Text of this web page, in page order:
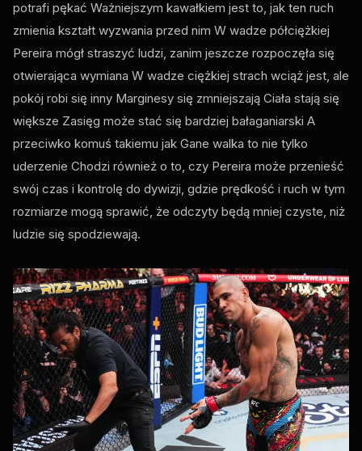
potrafi pękać Ważniejszym kawałkiem jest to, jak ten ruch
zmienia kształt wyzwania przed nim W wadze półciężkiej
Pereira mógł straszyć ludzi, zanim jeszcze rozpoczęła się
otwierająca wymiana W wadze ciężkiej strach wciąż jest, ale
pokój robi się inny Marginesy się zmniejszają Ciała stają się
większe Zasięg może stać się bardziej bałaganiarski A
przeciwko komuś takiemu jak Gane walka to nie tylko
uderzenie Chodzi również o to, czy Pereira może przenieść
swój czas i kontrolę do dywizji, gdzie prędkość i ruch w tym
rozmiarze mogą sprawić, że odczyty będą mniej czyste, niż
ludzie się spodziewają.